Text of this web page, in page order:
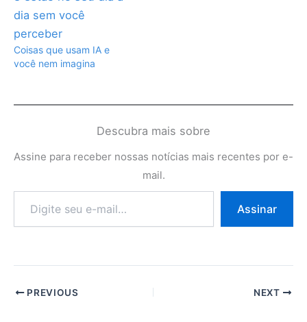
Coisas que usam IA e
você nem imagina
Descubra mais sobre
Assine para receber nossas notícias mais recentes por e-
mail.
e-
Assinar
PREVIOUS NEXT